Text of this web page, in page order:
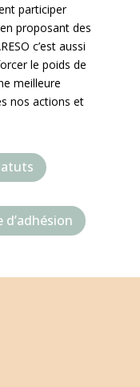
participer
proposant des
c’est aussi
le poids de
meilleure
nos actions et